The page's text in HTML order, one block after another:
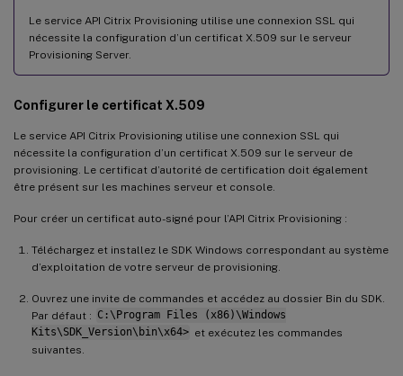
Le service API Citrix Provisioning utilise une connexion SSL qui
nécessite la configuration d’un certificat X.509 sur le serveur
Provisioning Server.
Configurer le certificat X.509
Le service API Citrix Provisioning utilise une connexion SSL qui
nécessite la configuration d’un certificat X.509 sur le serveur de
provisioning. Le certificat d’autorité de certification doit également
être présent sur les machines serveur et console.
Pour créer un certificat auto-signé pour l’API Citrix Provisioning :
Téléchargez et installez le SDK Windows correspondant au système
d’exploitation de votre serveur de provisioning.
Ouvrez une invite de commandes et accédez au dossier Bin du SDK.
Par défaut : C:\Program Files (x86)\Windows
Kits\SDK_Version\bin\x64> et exécutez les commandes
suivantes.